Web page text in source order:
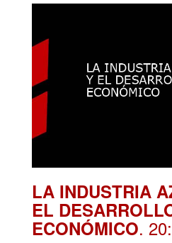
LA INDUSTRIA
EL
ECONÓMICO.